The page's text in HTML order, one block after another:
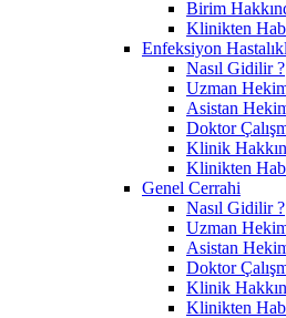
Birim
Klinikten
Enfeksiyon
Nasıl Gidilir ?
Uzman
Asistan
Doktor
Klinik
Klinikten
Genel Cerrahi
Nasıl Gidilir ?
Uzman
Asistan
Doktor
Klinik
Klinikten